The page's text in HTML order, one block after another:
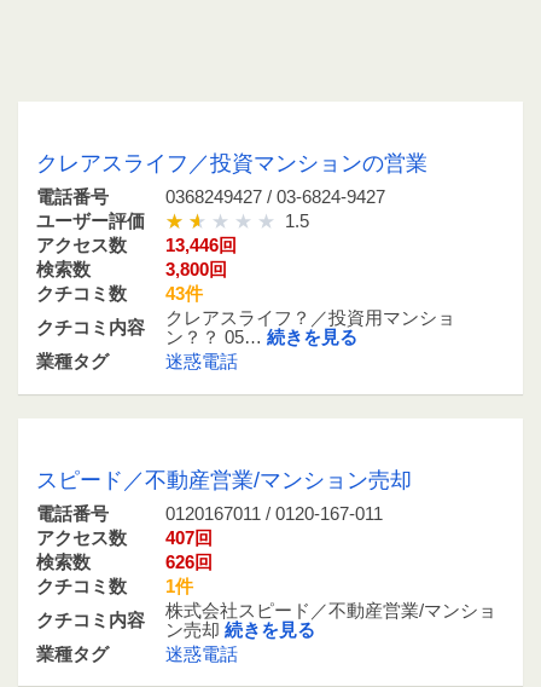
クレアスライフ／投資マンションの営業
電話番号
0368249427 / 03-6824-9427
ユーザー評価
1.5
アクセス数
13,446回
検索数
3,800回
クチコミ数
43件
クチコミ内容
クレアスライフ？／投資用マンショ
ン？？ 05… 続きを見る
業種タグ
迷惑電話
スピード／不動産営業/マンション売却
電話番号
0120167011 / 0120-167-011
アクセス数
407回
検索数
626回
クチコミ数
1件
クチコミ内容
株式会社スピード／不動産営業/マンショ
ン売却 続きを見る
業種タグ
迷惑電話